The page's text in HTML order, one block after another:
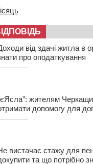
претендента на посаду
міграційники видворили
термін у колонії
від здачі житла в
про оподаткування
жителям
допомогу для
вистачає стажу для
та що потрібно